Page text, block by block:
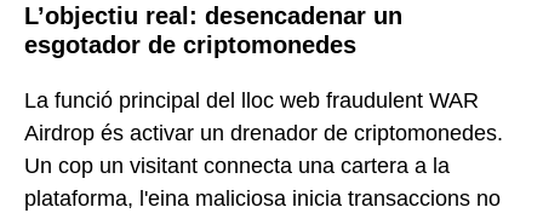
L’objectiu real: desencadenar un
esgotador de criptomonedes
La funció principal del lloc web fraudulent WAR
Airdrop és activar un drenador de criptomonedes.
Un cop un visitant connecta una cartera a la
plataforma, l'eina maliciosa inicia transaccions no